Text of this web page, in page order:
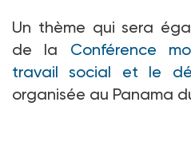
Un thème qui sera
de la Conférence
travail social et le
organisée au Panama